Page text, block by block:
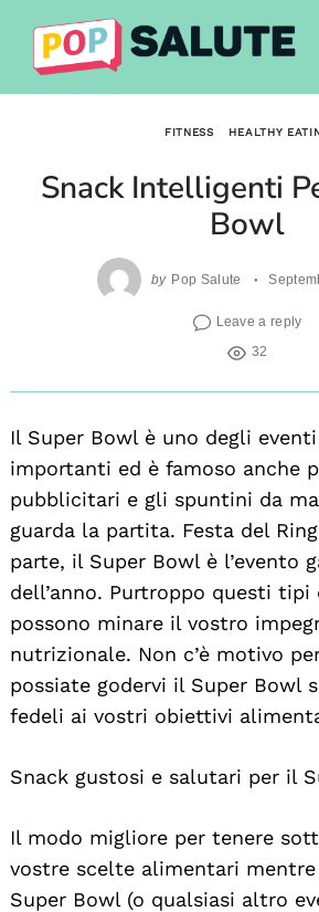
content
FITNESS HEALTHY
Snack Intelligenti
Bowl
by Pop Salute
Leave a reply
32
Il Super Bowl è uno degli
importanti ed è famoso anche
pubblicitari e gli spuntini da
guarda la partita. Festa del
parte, il Super Bowl è l’evento
dell’anno. Purtroppo questi
possono minare il vostro
nutrizionale. Non c’è motivo
possiate godervi il Super Bowl
fedeli ai vostri obiettivi
Snack gustosi e salutari per il
Il modo migliore per tenere
vostre scelte alimentari
Super Bowl (o qualsiasi altro